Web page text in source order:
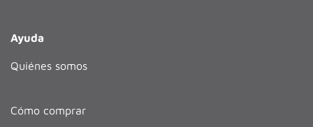
Ayuda
Quiénes somos
Cómo comprar